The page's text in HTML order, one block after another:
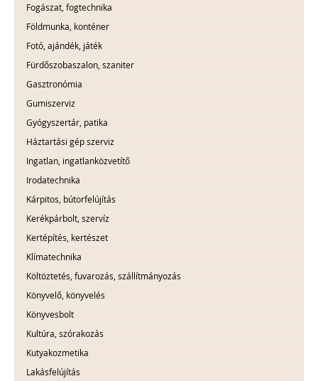
Fogászat, fogtechnika
Földmunka, konténer
Fotó, ajándék, játék
Fürdőszobaszalon, szaniter
Gasztronómia
Gumiszerviz
Gyógyszertár, patika
Háztartási gép szerviz
Ingatlan, ingatlanközvetítő
Irodatechnika
Kárpitos, bútorfelújítás
Kerékpárbolt, szervíz
Kertépítés, kertészet
Klímatechnika
Költöztetés, fuvarozás, szállítmányozás
Könyvelő, könyvelés
Könyvesbolt
Kultúra, szórakozás
Kutyakozmetika
Lakásfelújítás